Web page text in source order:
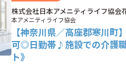
株式会社日本アメニティライフ協会
本アメニティライフ協会
【神奈川県／高座郡寒川町
可◎日勤帯♪施設での介護
ト》